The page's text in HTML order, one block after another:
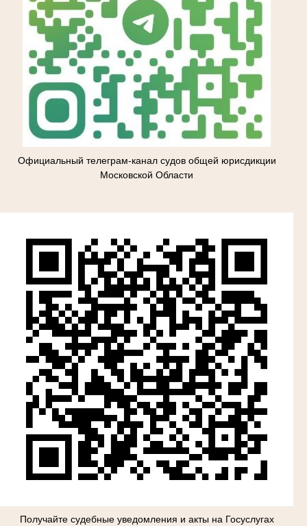
Официальный телеграм-канал судов общей юрисдикции
Московской Области
Получайте судебные уведомления и акты на Госуслугах